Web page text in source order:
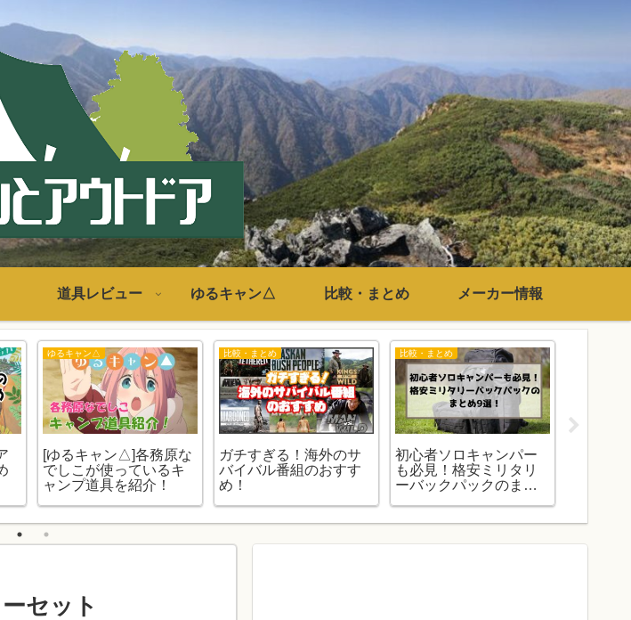
道具レビュー ゆるキャン△ 比較・まとめ メーカー情報
ゆるキャン△
[ゆるキャン△]各務原な
でしこが使っているキ
ャンプ道具を紹介！
比較・まとめ
ガチすぎる！海外のサ
バイバル番組のおすす
め！
比較・まとめ
初心者ソロキャンパー
も必見！格安ミリタリ
ーバックパックのまと
セット